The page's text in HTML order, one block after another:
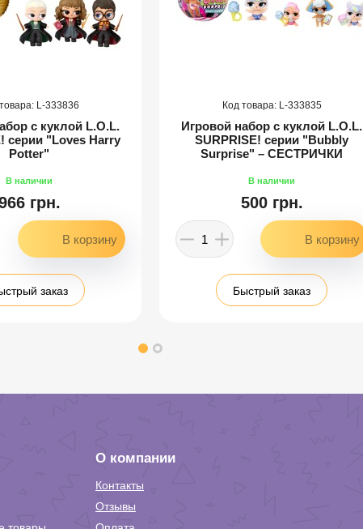
333836
с куклой L.O.L.
серии "Loves Harry
Potter"
грн.
заказ
333835
Игровой набор с куклой L.O.L.
SURPRISE! серии "Bubbly
Surprise" – СЕСТРИЧКИ
500 грн.
Быстрый заказ
О компании
Контакты
Отзывы